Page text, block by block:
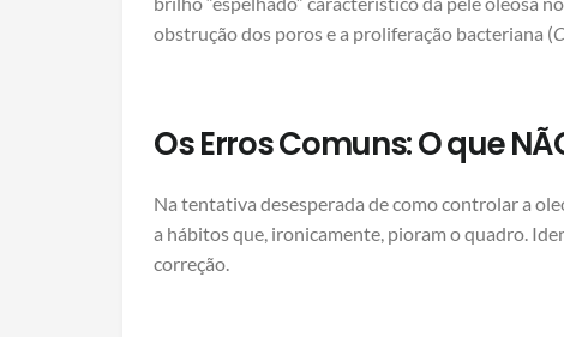
obstrução dos poros e a proliferação bacteriana (
Os Erros Comuns: O que
Na tentativa desesperada de como controlar a
a hábitos que, ironicamente, pioram o quadro.
correção.